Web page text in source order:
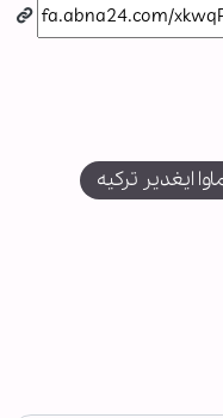
ایغدیر ترکیه